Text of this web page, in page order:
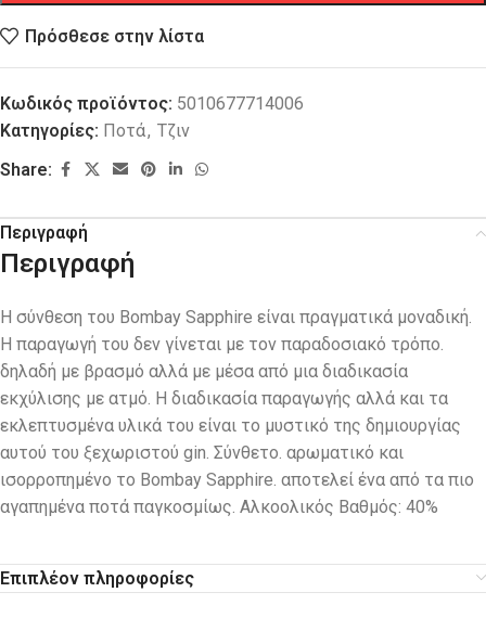
Πρόσθεσε στην λίστα
Κωδικός προϊόντος: 5010677714006
Κατηγορίες: Ποτά, Τζιν
Share:
Περιγραφή
Περιγραφή
Η σύνθεση του Bombay Sapphire είναι πραγματικά μοναδική.
Η παραγωγή του δεν γίνεται με τον παραδοσιακό τρόπο.
δηλαδή με βρασμό αλλά με μέσα από μια διαδικασία
εκχύλισης με ατμό. Η διαδικασία παραγωγής αλλά και τα
εκλεπτυσμένα υλικά του είναι το μυστικό της δημιουργίας
αυτού του ξεχωριστού gin. Σύνθετο. αρωματικό και
ισορροπημένο το Bombay Sapphire. αποτελεί ένα από τα πιο
αγαπημένα ποτά παγκοσμίως. Αλκοολικός Βαθμός: 40%
Επιπλέον πληροφορίες